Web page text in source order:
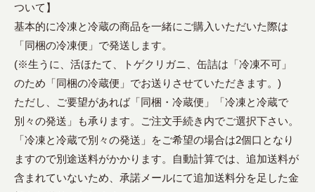
ついて】
基本的に冷凍と冷蔵の商品を一緒にご購入いただいた際は
「同梱の冷凍便」で発送します。
(※生うに、活ほたて、トゲクリガニ、缶詰は「冷凍不可」
のため「同梱の冷蔵便」でお送りさせていただきます。)
ただし、ご要望があれば「同梱・冷蔵便」「冷凍と冷蔵で
別々の発送」も承ります。ご注文手続き内でご選択下さい。
「冷凍と冷蔵で別々の発送」をご希望の場合は2個口となり
ますので別途送料がかかります。自動計算では、追加送料が
含まれていないため、承諾メールにて追加送料分を足した金